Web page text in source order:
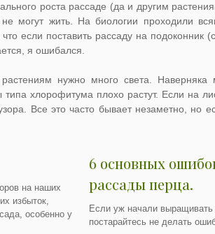
роста рассаде (да и другим
могут жить. На биологии проходили
если поставить рассаду на подоконник
я ошибался.
нужно много света.
хлорофитума плохо растут. Если на
узора. Все это часто бывает незаметно, но
на наших
избыток,
особенно у
6 основных
рассады перца.
Если уж начали
постарайтесь не делать